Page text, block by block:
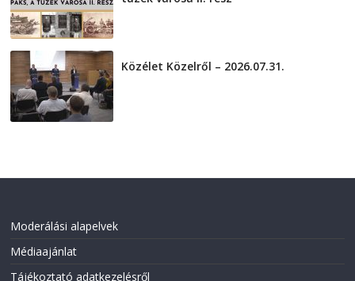
Közélet Közelről – 2026.07.31.
Moderálási alapelvek
Médiaajánlat
Tájékoztató adatkezelésről